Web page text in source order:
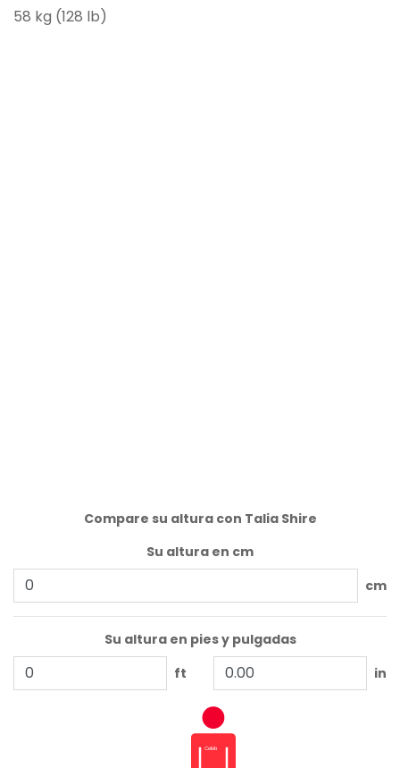
58 kg (128 lb)
Compare su altura con Talia Shire
Su altura en cm
cm
Su altura en pies y pulgadas
ft
in